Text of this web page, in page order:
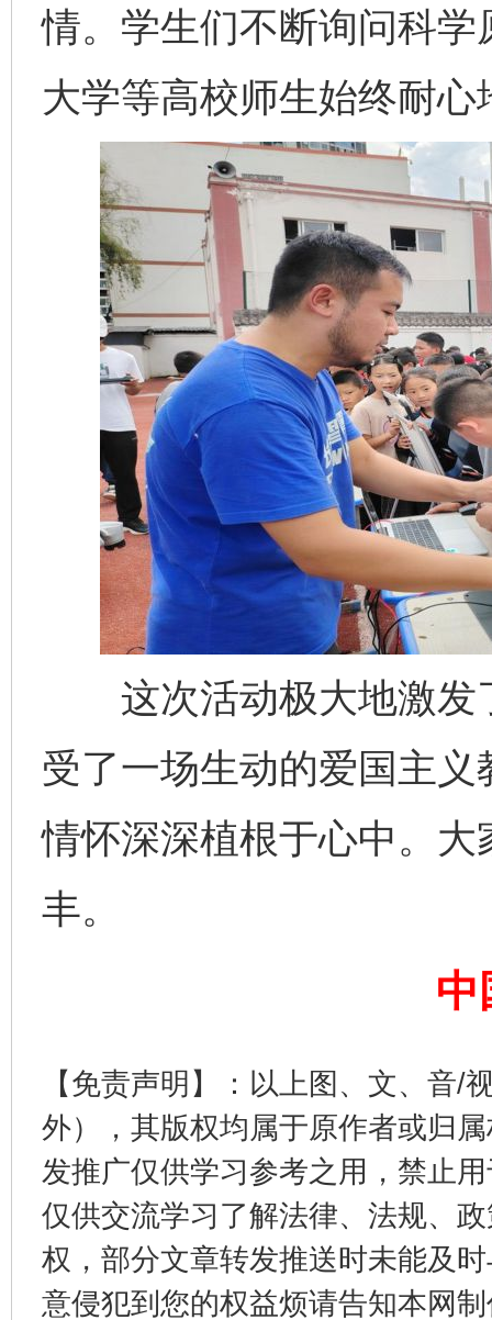
情。学生们不断询问科
大学等高校师生始终耐心
这次活动极大地激发
受了一场生动的爱国主义
情怀深深植根于心中。
丰。
中
【免责声明】：以上图、文、音/
外），其版权均属于原作者或归
发推广仅供学习参考之用，禁止
仅供交流学习了解法律、法规、
权，部分文章转发推送时未能及
意侵犯到您的权益烦请告知本网
东山县通报“牛蛙产品抗生素超标问题” 法
千年窑火 生生不息 一
揭开“小金库”的免责幌子
受贿1.44亿！段成刚被判无期 从幼